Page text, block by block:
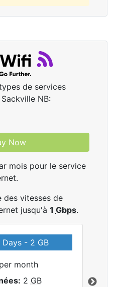
de services
NB:
Now
mois pour le service
des vitesses de
jusqu'à 1 Gbps.
Days - 2 GB
per month
2 GB